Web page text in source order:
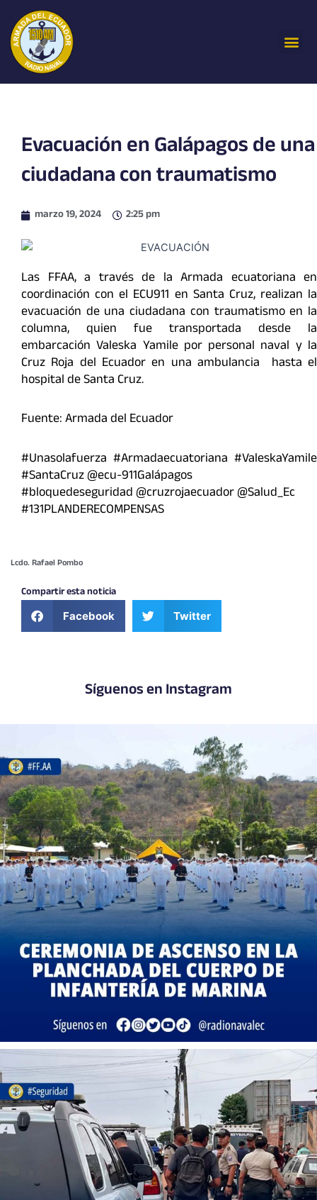
contenido
Evacuación en Galápagos de una
ciudadana con traumatismo
marzo 19, 2024 2:25 pm
Las FFAA, a través de la Armada ecuatoriana en
coordinación con el ECU911 en Santa Cruz, realizan la
evacuación de una ciudadana con traumatismo en la
columna, quien fue transportada desde la
embarcación Valeska Yamile por personal naval y la
Cruz Roja del Ecuador en una ambulancia hasta el
hospital de Santa Cruz.
Fuente: Armada del Ecuador
#Unasolafuerza #Armadaecuatoriana #ValeskaYamile
#SantaCruz @ecu-911Galápagos
#bloquedeseguridad @cruzrojaecuador @Salud_Ec
#131PLANDERECOMPENSAS
Lcdo. Rafael Pombo
Compartir esta noticia
Facebook Twitter
Síguenos en Instagram